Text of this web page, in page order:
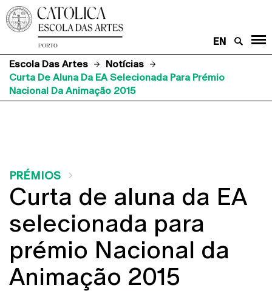
EN
Escola Das Artes
Notícias
Curta De Aluna Da EA Selecionada Para Prémio
Nacional Da Animação 2015
PRÉMIOS
Curta de aluna da EA
selecionada para
prémio Nacional da
Animação 2015